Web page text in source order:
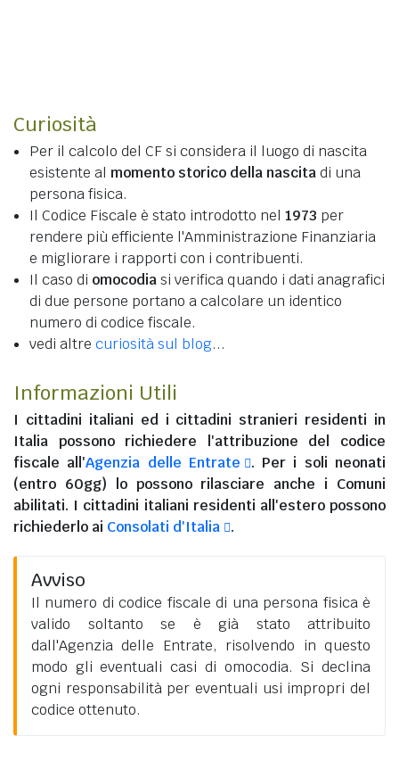
Curiosità
Per il calcolo del CF si considera il luogo di nascita
esistente al momento storico della nascitadi una
persona fisica.
Il Codice Fiscale è stato introdotto nel 1973 per
rendere più efficiente l'Amministrazione Finanziaria
e migliorare i rapporti con i contribuenti.
Il caso di omocodiasi verifica quando i dati anagrafici
di due persone portano a calcolare un identico
numero di codice fiscale.
vedi altre curiosità sul blog...
Informazioni Utili
I cittadini italiani ed i cittadini stranieri residenti in
Italia possono richiedere l'attribuzione del codice
fiscale all'Agenzia delle Entrate
. Per i soli neonati
(entro 60gg) lo possono rilasciare anche i Comuni
abilitati. I cittadini italiani residenti all'esteropossono
richiederlo ai Consolati d'Italia .
Avviso
Il numero di codice fiscale di una persona fisica è
valido soltanto se è già stato attribuito
dall'Agenzia delle Entrate, risolvendo in questo
modo gli eventuali casi di omocodia. Si declina
ogni responsabilità per eventuali usi impropri del
codice ottenuto.